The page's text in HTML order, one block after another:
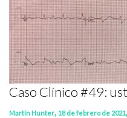
Caso Clínico #49:
Martín Hunter, 18 de febrero de 2021,